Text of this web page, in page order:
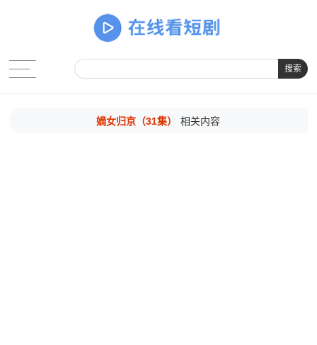
搜索
嫡女归京（31集） 相关内容